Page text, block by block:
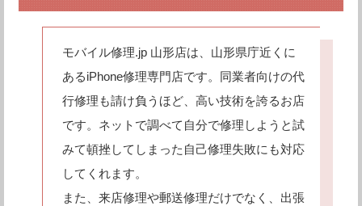
モバイル修理.jp 山形店は、山形県庁近くに
あるiPhone修理専門店です。同業者向けの代
行修理も請け負うほど、高い技術を誇るお店
です。ネットで調べて自分で修理しようと試
みて頓挫してしまった自己修理失敗にも対応
してくれます。
また、来店修理や郵送修理だけでなく、出張